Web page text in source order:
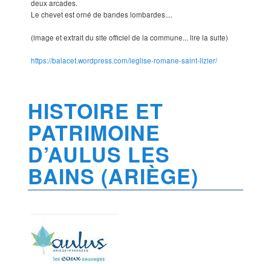
deux arcades.
Le chevet est orné de bandes lombardes....
(image et extrait du site officiel de la commune... lire la suite)
https://balacet.wordpress.com/leglise-romane-saint-lizier/
HISTOIRE ET
PATRIMOINE
D’AULUS LES
BAINS (ARIÈGE)